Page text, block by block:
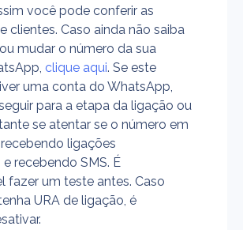
você pode conferir as
clientes. Caso ainda não saiba
mudar o número da sua
clique aqui. Se este
uma conta do WhatsApp,
para a etapa da ligação ou
se atentar se o número em
ligações
recebendo SMS. É
fazer um teste antes. Caso
URA de ligação, é